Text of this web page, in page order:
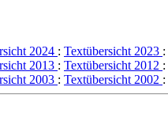
2024 : Textübersicht 2023 :
2013 : Textübersicht 2012 :
2003 : Textübersicht 2002 :